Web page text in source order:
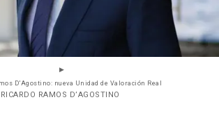
D’Agostino: nueva Unidad de Valoración Real
RAMOS D’AGOSTINO